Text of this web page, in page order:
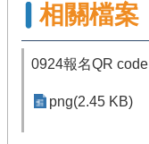
相關檔案
0924報名QR code
png(2.45 KB)